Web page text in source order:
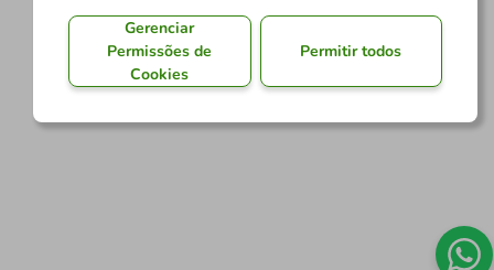
Gerenciar
Permissões de
Cookies
Permitir todos